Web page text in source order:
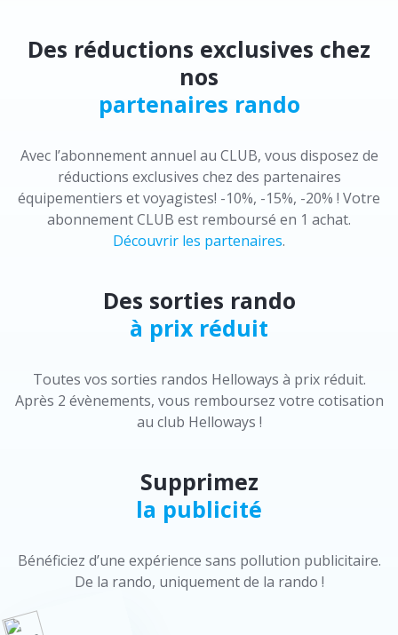
Des réductions exclusives chez
nos
partenaires rando
Avec l’abonnement annuel au CLUB, vous disposez de
réductions exclusives chez des partenaires
équipementiers et voyagistes! -10%, -15%, -20% ! Votre
abonnement CLUB est remboursé en 1 achat.
Découvrir les partenaires.
Des sorties rando
à prix réduit
Toutes vos sorties randos Helloways à prix réduit.
Après 2 évènements, vous remboursez votre cotisation
au club Helloways !
Supprimez
la publicité
Bénéficiez d’une expérience sans pollution publicitaire.
De la rando, uniquement de la rando !